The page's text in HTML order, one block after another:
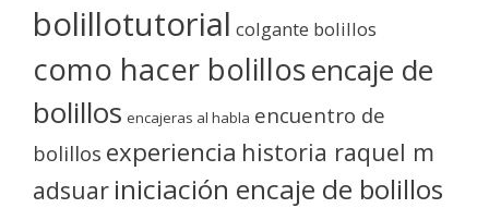
bolillotutorial colgante bolillos
como hacer bolillosencaje de
bolillos encajeras al habla encuentro de
bolillos experiencia historia raquel m
adsuar iniciación encaje de bolillos